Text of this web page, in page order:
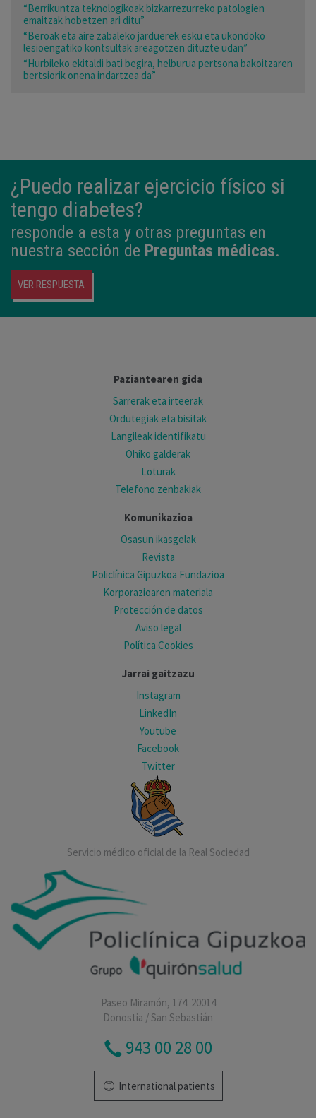
“Berrikuntza teknologikoak bizkarrezurreko patologien
emaitzak hobetzen ari ditu”
“Beroak eta aire zabaleko jarduerek esku eta ukondoko
lesioengatiko kontsultak areagotzen dituzte udan”
“Hurbileko ekitaldi bati begira, helburua pertsona bakoitzaren
bertsiorik onena indartzea da”
¿Puedo realizar ejercicio físico si
tengo diabetes?
responde a esta y otras preguntas en
nuestra sección de Preguntas médicas.
VER RESPUESTA
Paziantearen gida
Sarrerak eta irteerak
Ordutegiak eta bisitak
Langileak identifikatu
Ohiko galderak
Loturak
Telefono zenbakiak
Komunikazioa
Osasun ikasgelak
Revista
Policlínica Gipuzkoa Fundazioa
Korporazioaren materiala
Protección de datos
Aviso legal
Política Cookies
Jarrai gaitzazu
Instagram
LinkedIn
Youtube
Facebook
Twitter
Servicio médico oficial de la Real Sociedad
Paseo Miramón, 174. 20014
Donostia / San Sebastián
943 00 28 00
International patients